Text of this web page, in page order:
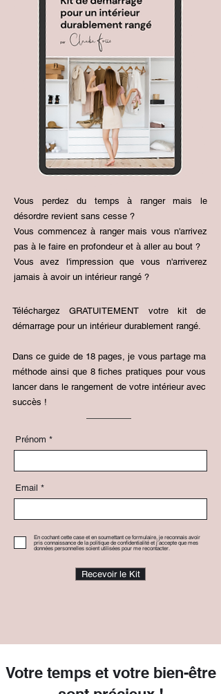
Vous perdez du temps à ranger mais le
désordre revient sans cesse ?
Vous commencez à ranger mais vous n'arrivez
pas à le faire en profondeur et à aller au bout ?
Vous avez l'impression que vous n'arriverez
jamais à avoir un intérieur rangé ?
Téléchargez GRATUITEMENT votre kit de
démarrage pour un intérieur durablement rangé.
Dans ce guide de 18 pages, je vous partage ma
méthode ainsi que 8 fiches pratiques pour vous
lancer dans le rangement de votre intérieur avec
succès !
Prénom
Email
En cochant cette case et en soumettant ce formulaire, je reconnais avoir
pris connaissance de la politique de confidentialité et j’accepte que mes
données personnelles soient utilisées pour me recontacter.
Recevoir le Kit
Votre temps et votre bien-être